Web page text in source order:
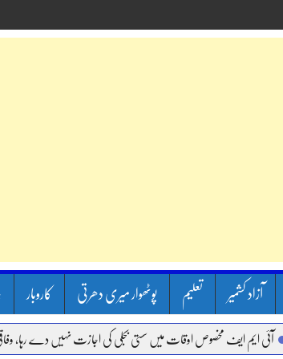
آزاد کشمیر تعلیم پوٹھوار میری دھرتی کاروبار
ایف مخصوص اوقات میں سستی بجلی کی اجازت نہیں دے رہا، وفاقی وزیر